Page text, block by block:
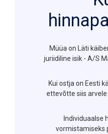
Müüa on Läti
juriidiline isik - A/S
Kui ostja on Eesti
ettevõtte siis
Individuaalse
vormistamiseks